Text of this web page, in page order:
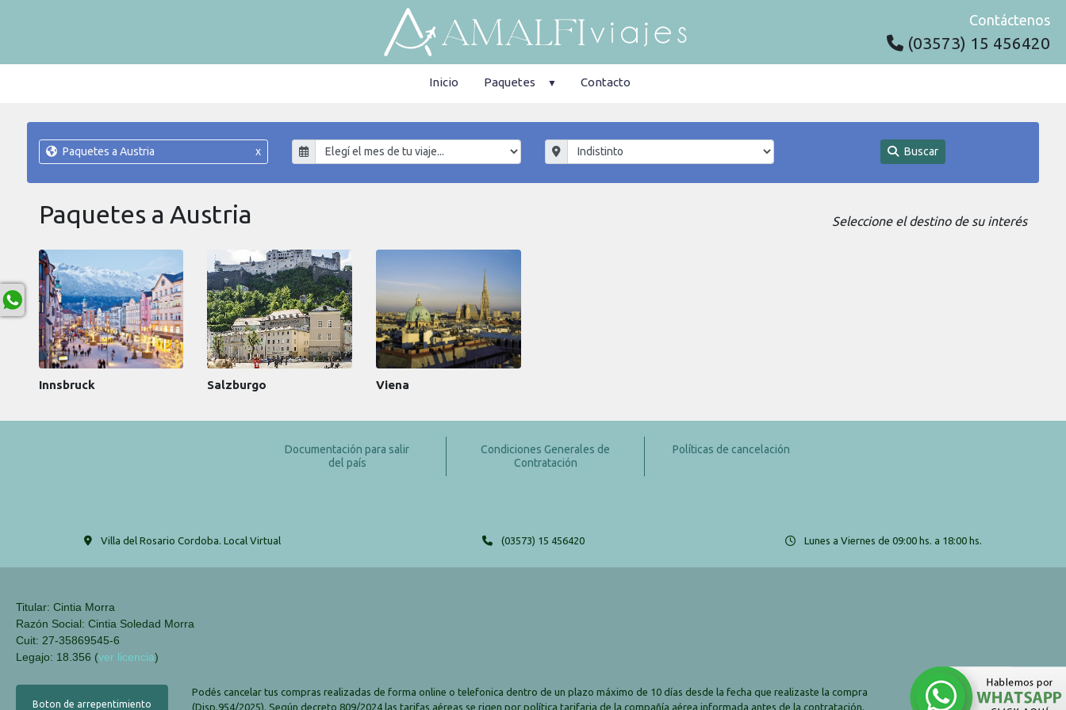
Contáctenos
(03573) 15 456420
Inicio Paquetes Contacto
Paquetes a Austria x Buscar
Paquetes a Austria Seleccione el destino de su interés
Innsbruck Salzburgo Viena
Documentación para salir
del país
Condiciones Generales de
Contratación
Políticas de cancelación
Villa del Rosario Cordoba. Local Virtual (03573) 15 456420 Lunes a Viernes de 09:00 hs. a 18:00 hs.
Titular: Cintia Morra
Razón Social: Cintia Soledad Morra
Cuit: 27-35869545-6
Legajo: 18.356 (ver licencia)
Boton de arrepentimiento
Podés cancelar tus compras realizadas de forma online o telefonica dentro de un plazo máximo de 10 días desde la fecha que realizaste la compra
(Disp.954/2025). Según decreto 809/2024 las tarifas aéreas se rigen por política tarifaria de la compañía aérea informada antes de la contratación.